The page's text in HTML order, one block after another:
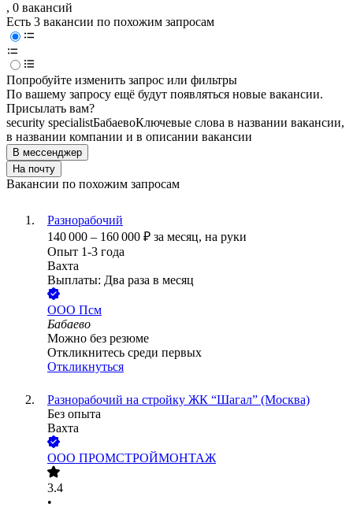
, 0 вакансий
Есть 3 вакансии по похожим запросам
Попробуйте изменить запрос или фильтры
По вашему запросу ещё будут появляться новые вакансии.
Присылать вам?
security specialistБабаевоКлючевые слова в названии вакансии,
в названии компании и в описании вакансии
В мессенджер
На почту
Вакансии по похожим запросам
Разнорабочий
140 000 – 160 000 ₽ за месяц, на руки
Опыт 1-3 года
Вахта
Выплаты: Два раза в месяц
ООО Псм
Бабаево
Можно без резюме
Откликнитесь среди первых
Откликнуться
Разнорабочий на стройку ЖК “Шагал” (Москва)
Без опыта
Вахта
ООО ПРОМСТРОЙМОНТАЖ
3.4
•